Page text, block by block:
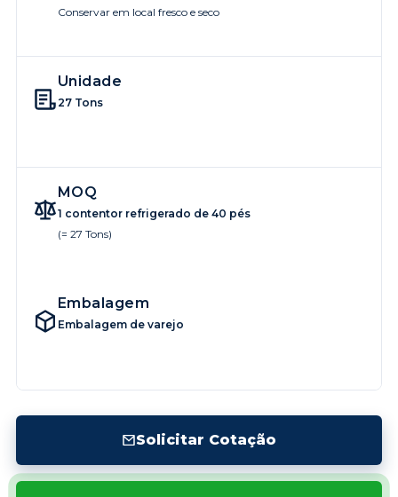
Conservar em local fresco e seco
Unidade
27 Tons
MOQ
1 contentor refrigerado de 40 pés
(= 27 Tons)
Embalagem
Embalagem de varejo
Solicitar Cotação